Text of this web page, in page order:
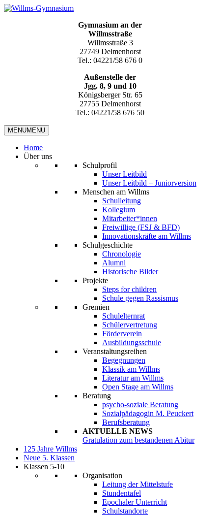
Gymnasium an der
Willmsstraße
Willmsstraße 3
27749 Delmenhorst
Tel.: 04221/58 676 0
Außenstelle der
Jgg. 8, 9 und 10
Königsberger Str. 65
27755 Delmenhorst
Tel.: 04221/58 676 50
MENUMENU
Home
Über uns
Schulprofil
Unser Leitbild
Unser Leitbild – Juniorversion
Menschen am Willms
Schulleitung
Kollegium
Mitarbeiter*innen
Freiwillige (FSJ & BFD)
Innovationskräfte am Willms
Schulgeschichte
Chronologie
Alumni
Historische Bilder
Projekte
Steps for children
Schule gegen Rassismus
Gremien
Schulelternrat
Schülervertretung
Förderverein
Ausbildungsschule
Veranstaltungsreihen
Begegnungen
Klassik am Willms
Literatur am Willms
Open Stage am Willms
Beratung
psycho-soziale Beratung
Sozialpädagogin M. Peuckert
Berufsberatung
AKTUELLE NEWS
Gratulation zum bestandenen Abitur
125 Jahre Willms
Neue 5. Klassen
Klassen 5-10
Organisation
Leitung der Mittelstufe
Stundentafel
Epochaler Unterricht
Schulstandorte